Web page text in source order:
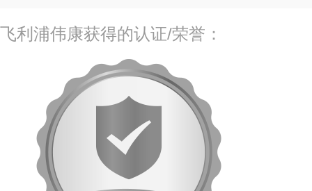
飞利浦伟康获得的认证/荣誉：